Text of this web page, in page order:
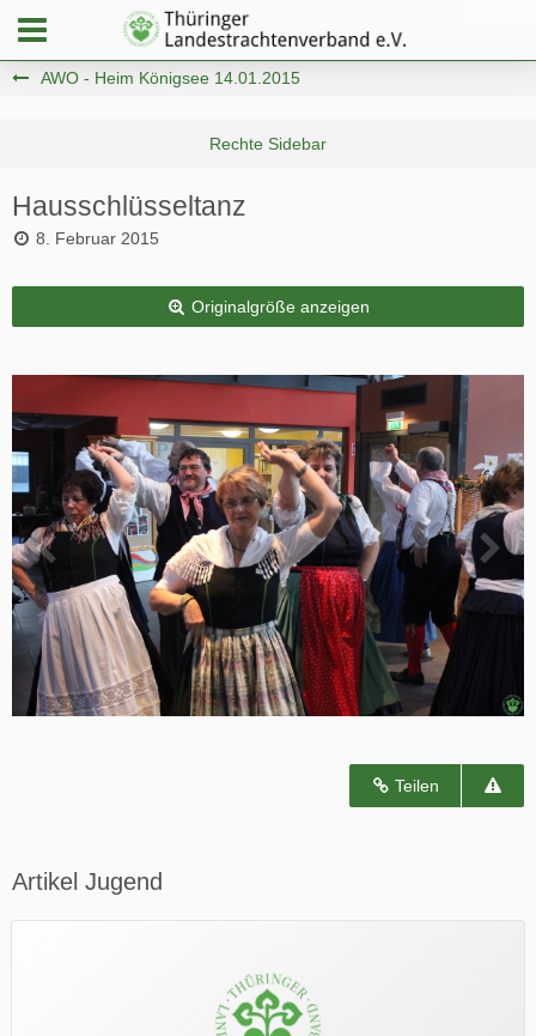
AWO - Heim Königsee 14.01.2015
Hausschlüsseltanz
8. Februar 2015
Originalgröße anzeigen
Teilen
Artikel Jugend